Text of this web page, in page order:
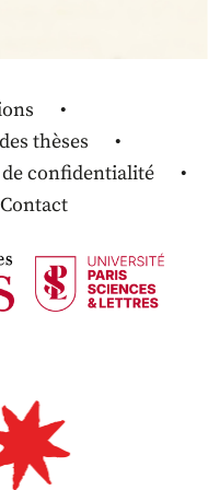
thèses
confidentialité
Contact